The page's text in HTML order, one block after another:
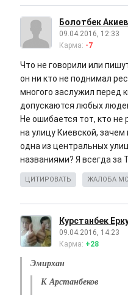
Болотбек Акиев
09.04.2016, 12:33
Карма: -7
Что не говорили или
он ни кто не поднимал
многого заслужил перед
допускаются любых
Не ошибается тот, кто не
на улицу Киевской,
одна из центральных
названиями? Я всегда за
ЦИТИРОВАТЬ ЖАЛОБА
Курстанбек
09.04.2016, 14:23
Карма: +28
Эмирхан
К Арстанбеков